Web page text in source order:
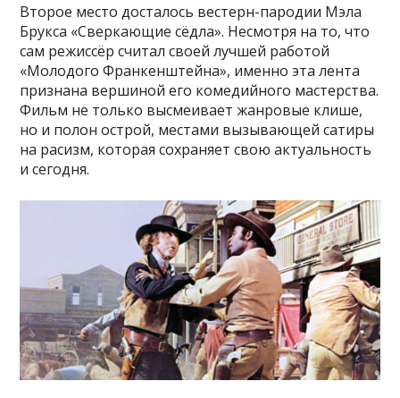
Второе место досталось вестерн-пародии Мэла
Брукса «Сверкающие сёдла». Несмотря на то, что
сам режиссёр считал своей лучшей работой
«Молодого Франкенштейна», именно эта лента
признана вершиной его комедийного мастерства.
Фильм не только высмеивает жанровые клише,
но и полон острой, местами вызывающей сатиры
на расизм, которая сохраняет свою актуальность
и сегодня.